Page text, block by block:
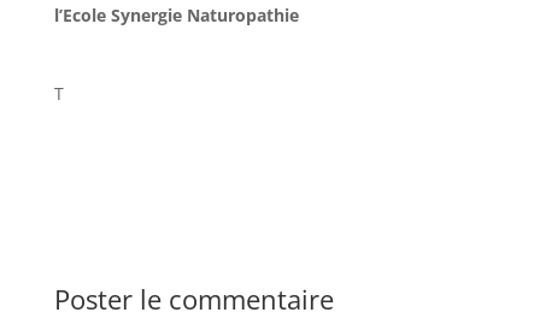
l’Ecole Synergie Naturopathie
T
Poster le commentaire